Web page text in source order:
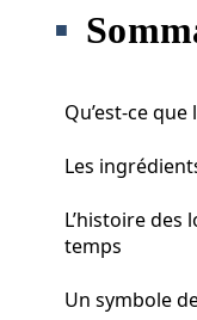
Qu’est-ce
Les
L’histoire des
temps
Un symbole